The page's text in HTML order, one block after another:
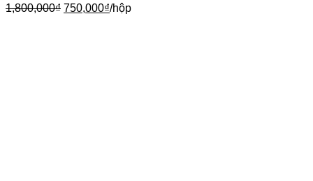
1,800,000₫ Giá
750,000₫Giá
/hộp